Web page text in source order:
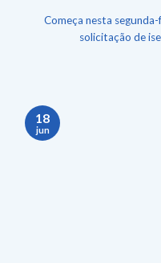
Começa nesta
solicitação de
18
jun